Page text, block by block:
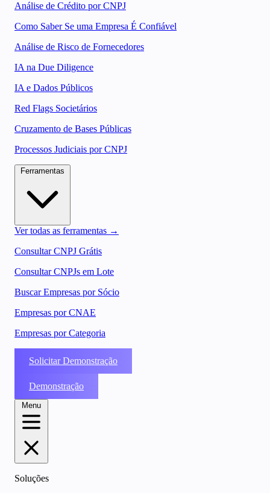
Análise de Crédito por CNPJ
Como Saber Se uma Empresa É Confiável
Análise de Risco de Fornecedores
IA na Due Diligence
IA e Dados Públicos
Red Flags Societários
Cruzamento de Bases Públicas
Processos Judiciais por CNPJ
Ver todas as ferramentas →
Consultar CNPJ Grátis
Consultar CNPJs em Lote
Buscar Empresas por Sócio
Empresas por CNAE
Empresas por Categoria
Solicitar Demonstração
Demonstração
Menu
Soluções